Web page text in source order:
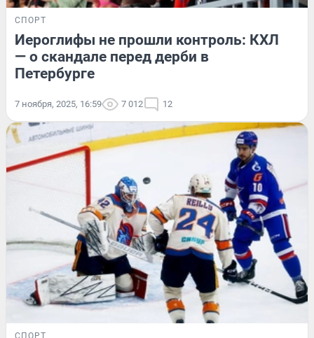
СПОРТ
Иероглифы не прошли контроль: КХЛ
— о скандале перед дерби в
Петербурге
7 ноября, 2025, 16:59 7 012 12
СПОРТ